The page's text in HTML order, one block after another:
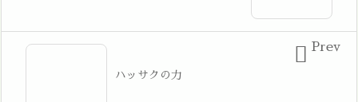
ハッサクの力
 Prev